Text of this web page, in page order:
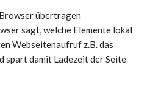
übertragen
sagt, welche Elemente lokal
Webseitenaufruf z.B. das
spart damit Ladezeit der Seite